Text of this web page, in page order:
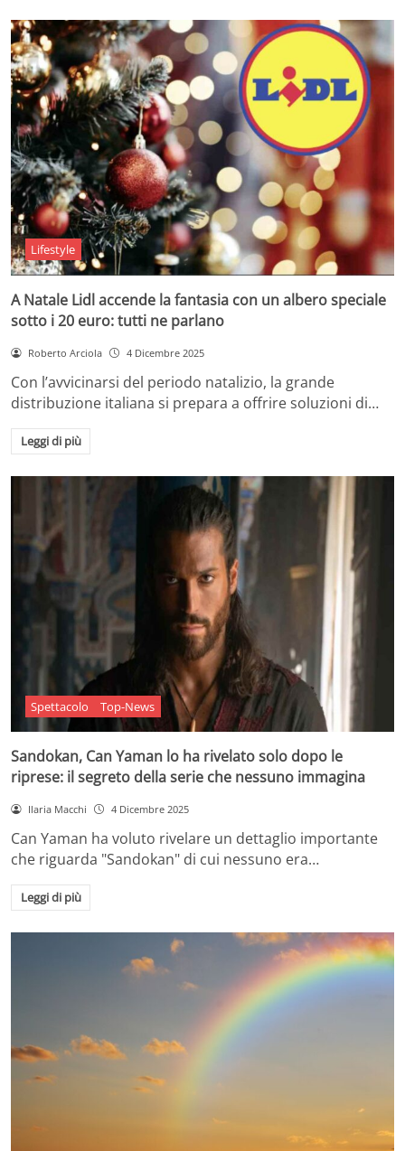
Lifestyle
A Natale Lidl accende la fantasia con un albero speciale
sotto i 20 euro: tutti ne parlano
Roberto Arciola 4 Dicembre 2025
Con l’avvicinarsi del periodo natalizio, la grande
distribuzione italiana si prepara a offrire soluzioni di…
Leggi di più
Spettacolo Top-News
Sandokan, Can Yaman lo ha rivelato solo dopo le
riprese: il segreto della serie che nessuno immagina
Ilaria Macchi 4 Dicembre 2025
Can Yaman ha voluto rivelare un dettaglio importante
che riguarda "Sandokan" di cui nessuno era…
Leggi di più